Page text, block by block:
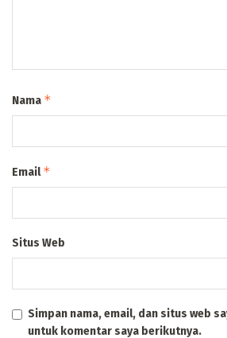
Nama *
Email*
Situs Web
Simpan nama, email, dan situs web
untuk komentar saya berikutnya.